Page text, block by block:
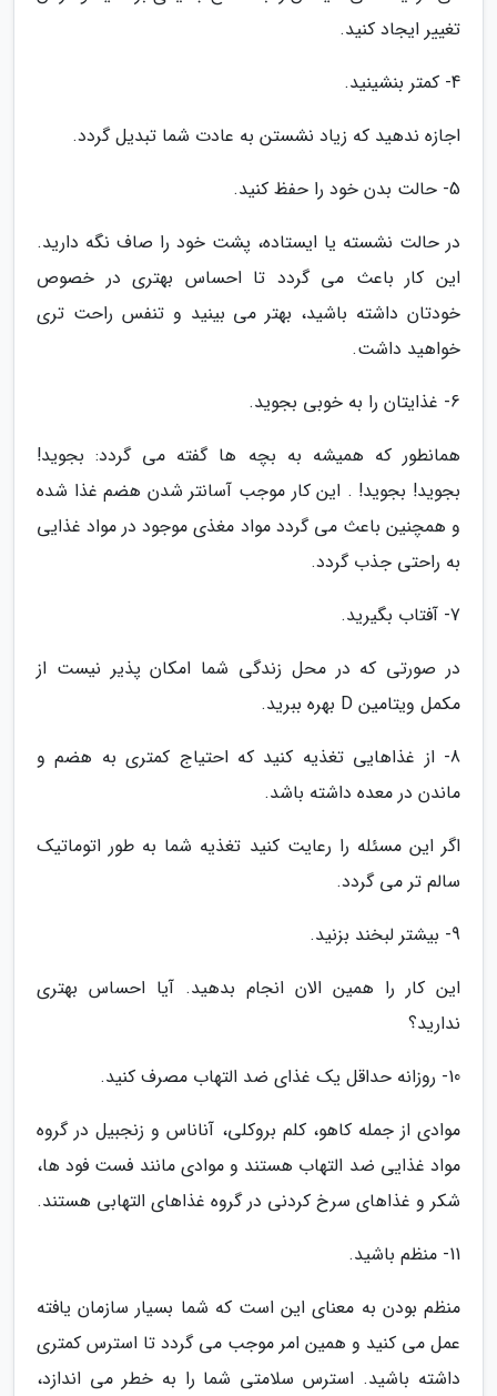
تغییر ایجاد کنید.
4- کمتر بنشینید.
اجازه ندهید که زیاد نشستن به عادت شما تبدیل گردد.
5- حالت بدن خود را حفظ کنید.
در حالت نشسته یا ایستاده، پشت خود را صاف نگه دارید.
این کار باعث می گردد تا احساس بهتری در خصوص
خودتان داشته باشید، بهتر می بینید و تنفس راحت تری
خواهید داشت.
6- غذایتان را به خوبی بجوید.
همانطور که همیشه به بچه ها گفته می گردد: بجوید!
بجوید! بجوید! . این کار موجب آسانتر شدن هضم غذا شده
و همچنین باعث می گردد مواد مغذی موجود در مواد غذایی
به راحتی جذب گردد.
7- آفتاب بگیرید.
در صورتی که در محل زندگی شما امکان پذیر نیست از
مکمل ویتامین D بهره ببرید.
8- از غذاهایی تغذیه کنید که احتیاج کمتری به هضم و
ماندن در معده داشته باشد.
اگر این مسئله را رعایت کنید تغذیه شما به طور اتوماتیک
سالم تر می گردد.
9- بیشتر لبخند بزنید.
این کار را همین الان انجام بدهید. آیا احساس بهتری
ندارید؟
10- روزانه حداقل یک غذای ضد التهاب مصرف کنید.
موادی از جمله کاهو، کلم بروکلی، آناناس و زنجبیل در گروه
مواد غذایی ضد التهاب هستند و موادی مانند فست فود ها،
شکر و غذاهای سرخ کردنی در گروه غذاهای التهابی هستند.
11- منظم باشید.
منظم بودن به معنای این است که شما بسیار سازمان یافته
عمل می کنید و همین امر موجب می گردد تا استرس کمتری
داشته باشید. استرس سلامتی شما را به خطر می اندازد،